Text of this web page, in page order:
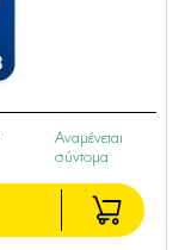
Αναμένεται
σύντομα